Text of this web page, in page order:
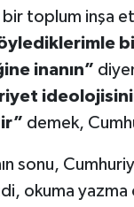
bir toplum inşa
inanın”
demek,
sonu,
okuma yazma